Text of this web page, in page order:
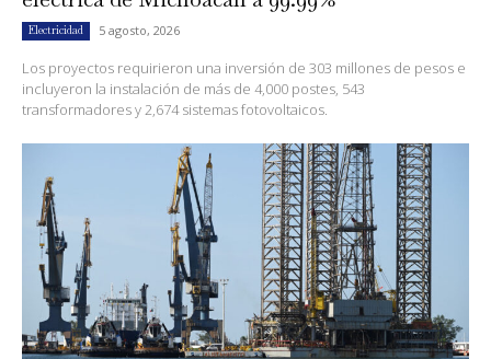
Electricidad 5 agosto, 2026
Los proyectos requirieron una inversión de 303 millones de pesos e
incluyeron la instalación de más de 4,000 postes, 543
transformadores y 2,674 sistemas fotovoltaicos.